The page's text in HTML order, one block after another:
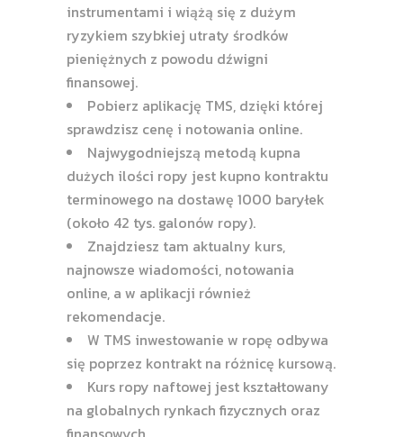
instrumentami i wiążą się z dużym
ryzykiem szybkiej utraty środków
pieniężnych z powodu dźwigni
finansowej.
Pobierz aplikację TMS, dzięki której
sprawdzisz cenę i notowania online.
Najwygodniejszą metodą kupna
dużych ilości ropy jest kupno kontraktu
terminowego na dostawę 1000 baryłek
(około 42 tys. galonów ropy).
Znajdziesz tam aktualny kurs,
najnowsze wiadomości, notowania
online, a w aplikacji również
rekomendacje.
W TMS inwestowanie w ropę odbywa
się poprzez kontrakt na różnicę kursową.
Kurs ropy naftowej jest kształtowany
na globalnych rynkach fizycznych oraz